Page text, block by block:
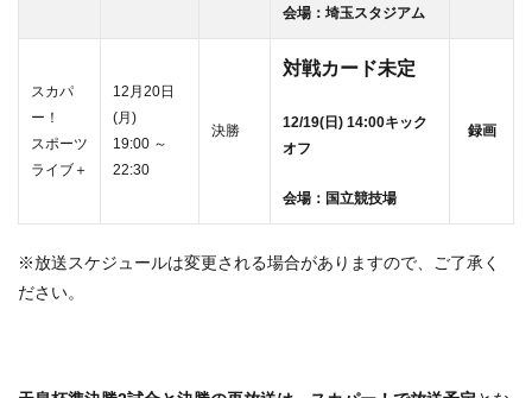
会場：埼玉スタジアム
スカパ
ー！
スポーツ
ライブ＋
12月20日
(月)
19:00 ～
22:30
決勝
対戦カード未定
12/19(日) 14:00キック
オフ
会場：国立競技場
録画
※放送スケジュールは変更される場合がありますので、ご了承く
ださい。